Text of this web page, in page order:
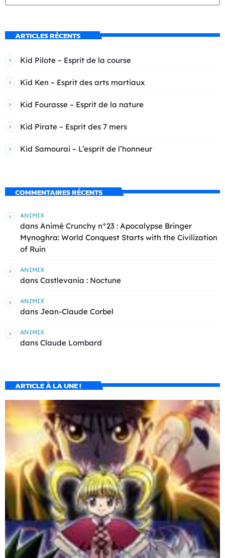
ARTICLES RÉCENTS
Kid Pilote – Esprit de la course
Kid Ken – Esprit des arts martiaux
Kid Fourasse – Esprit de la nature
Kid Pirate – Esprit des 7 mers
Kid Samourai – L’esprit de l’honneur
COMMENTAIRES RÉCENTS
ANIMIX
dans Animé Crunchy n°23 : Apocalypse Bringer
Mynoghra: World Conquest Starts with the Civilization
of Ruin
ANIMIX
dans Castlevania : Noctune
ANIMIX
dans Jean-Claude Corbel
ANIMIX
dans Claude Lombard
ARTICLE À LA UNE !